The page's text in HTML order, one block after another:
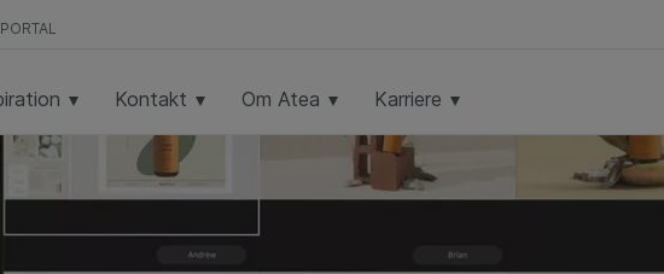
Kontakt Om Atea Karriere